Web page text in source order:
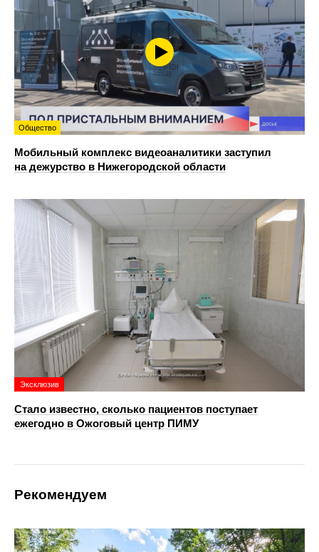
Общество
Мобильный комплекс видеоаналитики заступил
на дежурство в Нижегородской области
Эксклюзив
Стало известно, сколько пациентов поступает
ежегодно в Ожоговый центр ПИМУ
Рекомендуем